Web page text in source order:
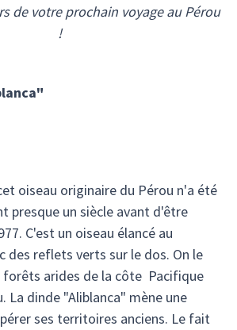
de votre prochain voyage au Pérou
!
oiseau originaire du Pérou n'a été
presque un siècle avant d'être
C'est un oiseau élancé au
des reflets verts sur le dos. On le
forêts arides de la côte Pacifique
La dinde "Aliblanca" mène une
ses territoires anciens. Le fait